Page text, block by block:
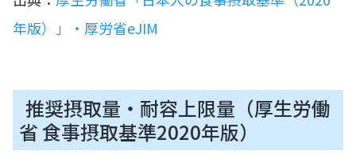
年版）」・厚労省eJIM
推奨摂取量・耐容上限量（厚生労働
省 食事摂取基準2020年版）